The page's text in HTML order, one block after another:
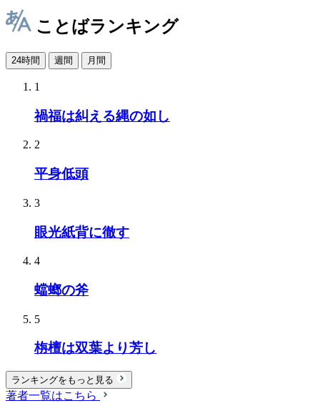
ことばランキング
24時間 週間 月間
1
禍福は糾える縄の如し
2
平身低頭
3
眼光紙背に徹す
4
蟷螂の斧
5
栴檀は双葉より芳し
ランキングをもっと見る
著者一覧はこちら